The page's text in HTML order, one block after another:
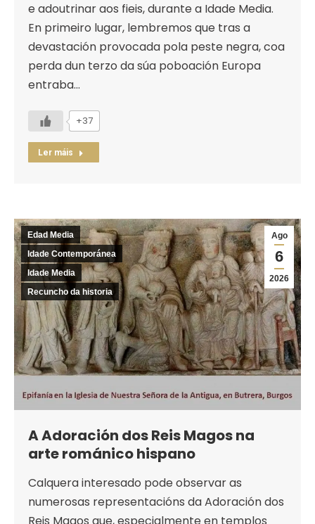
e adoutrinar aos fieis, durante a Idade Media.
En primeiro lugar, lembremos que tras a
devastación provocada pola peste negra, coa
perda dun terzo da súa poboación Europa
entraba…
+37
Ler máis
Ago
6
2026
Edad Media
Idade Contemporánea
Idade Media
Recuncho da historia
A Adoración dos Reis Magos na
arte románico hispano
Calquera interesado pode observar as
numerosas representacións da Adoración dos